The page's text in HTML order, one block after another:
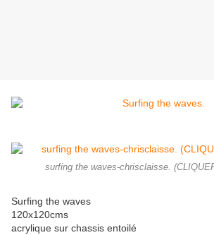
surfing the waves-chrisclaisse.
Surfing the waves
120x120cms
acrylique sur chassis entoilé